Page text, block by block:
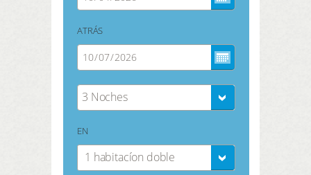
ATRÁS
3 Noches
EN
1 habitacíon doble